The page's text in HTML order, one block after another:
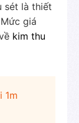
sét là thiết
giá
kim thu
1m